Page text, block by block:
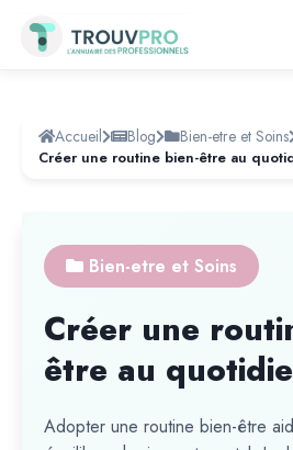
Accueil Blog Bien-etre et Soins
Créer une routine bien-être au
Bien-etre et Soins
Créer une
être au
Adopter une routine bien-être